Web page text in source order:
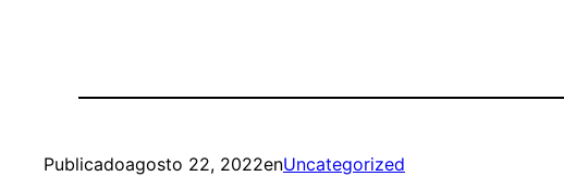
Publicadoagosto 22, 2022enUncategorized